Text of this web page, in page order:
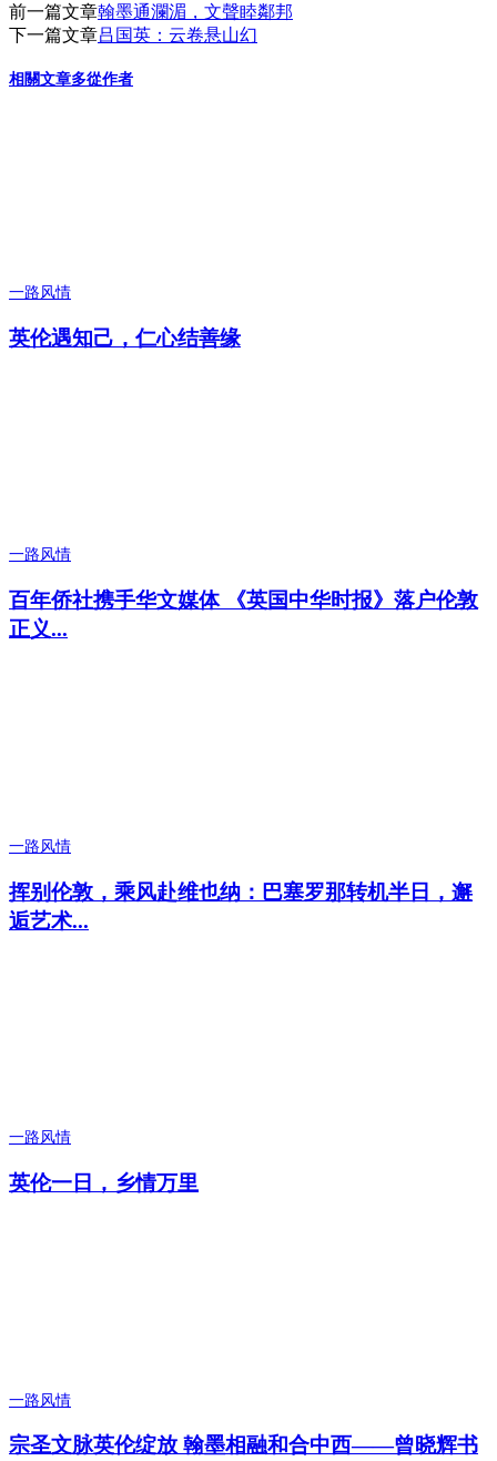
前一篇文章翰墨通瀾湄，文聲睦鄰邦
下一篇文章吕国英：云卷悬山幻
相關文章多從作者
一路风情
英伦遇知己，仁心结善缘
一路风情
百年侨社携手华文媒体 《英国中华时报》落户伦敦
正义...
一路风情
挥别伦敦，乘风赴维也纳：巴塞罗那转机半日，邂
逅艺术...
一路风情
英伦一日，乡情万里
一路风情
宗圣文脉英伦绽放 翰墨相融和合中西——曾晓辉书